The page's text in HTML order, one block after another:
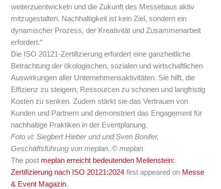
weiterzuentwickeln und die Zukunft des Messebaus aktiv
mitzugestalten. Nachhaltigkeit ist kein Ziel, sondern ein
dynamischer Prozess, der Kreativität und Zusammenarbeit
erfordert.“
Die ISO 20121-Zertifizierung erfordert eine ganzheitliche
Betrachtung der ökologischen, sozialen und wirtschaftlichen
Auswirkungen aller Unternehmensaktivitäten. Sie hilft, die
Effizienz zu steigern, Ressourcen zu schonen und langfristig
Kosten zu senken. Zudem stärkt sie das Vertrauen von
Kunden und Partnern und demonstriert das Engagement für
nachhaltige Praktiken in der Eventplanung.
Foto vl: Siegbert Hieber und und Sven Bonifer,
Geschäftsführung von meplan. © meplan
The post meplan erreicht bedeutenden Meilenstein:
Zertifizierung nach ISO 20121:2024 first appeared on Messe
& Event Magazin.